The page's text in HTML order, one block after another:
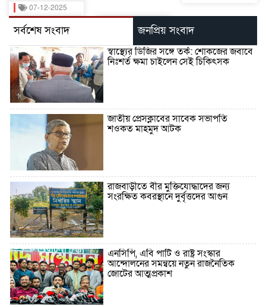
07-12-2025
সর্বশেষ সংবাদ জনপ্রিয় সংবাদ
স্বাস্থ্যের ডিজির সঙ্গে তর্ক: শোকজের জবাবে
নিঃশর্ত ক্ষমা চাইলেন সেই চিকিৎসক
জাতীয় প্রেসক্লাবের সাবেক সভাপতি
শওকত মাহমুদ আটক
রাজবাড়ীতে বীর মুক্তিযোদ্ধাদের জন্য
সংরক্ষিত কবরস্থানে দুর্বৃত্তদের আগুন
এনসিপি, এবি পার্টি ও রাষ্ট্র সংস্কার
আন্দোলনের সমন্বয়ে নতুন রাজনৈতিক
জোটের আত্মপ্রকাশ